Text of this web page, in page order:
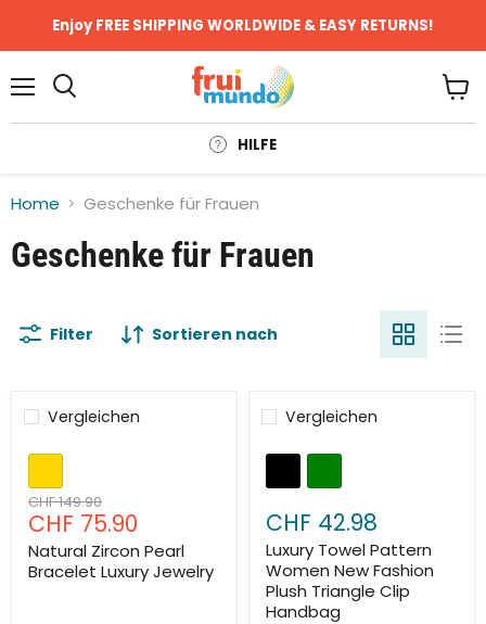
Enjoy FREE SHIPPING WORLDWIDE & EASY RETURNS!
HILFE
Home Geschenke für Frauen
Geschenke für Frauen
Filter Sortieren nach
Vergleichen
Sparen Sie49%
Ursprünglicher
Preis
CHF 149.90
Aktueller
Preis
CHF 75.90
Natural Zircon Pearl
Bracelet Luxury Jewelry
Vergleichen
CHF 42.98
Luxury Towel Pattern
Women New Fashion
Plush Triangle Clip
Handbag